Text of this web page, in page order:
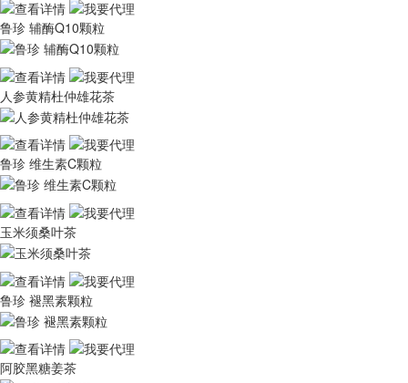
鲁珍 辅酶Q10颗粒
人参黄精杜仲雄花茶
鲁珍 维生素C颗粒
玉米须桑叶茶
鲁珍 褪黑素颗粒
阿胶黑糖姜茶